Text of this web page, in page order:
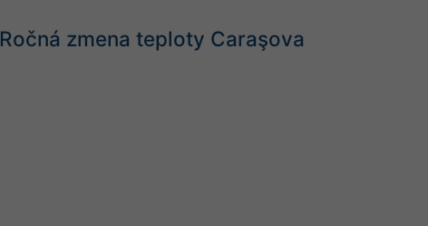
Ročná zmena teploty Caraşova